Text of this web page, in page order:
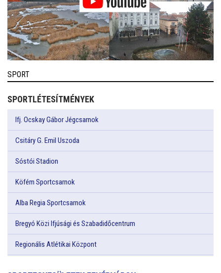
SPORT
SPORTLÉTESÍTMÉNYEK
Ifj. Ocskay Gábor Jégcsarnok
Csitáry G. Emil Uszoda
Sóstói Stadion
Köfém Sportcsarnok
Alba Regia Sportcsarnok
Bregyó Közi Ifjúsági és Szabadidőcentrum
Regionális Atlétikai Központ